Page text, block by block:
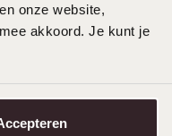
onze website,
akkoord. Je kunt je